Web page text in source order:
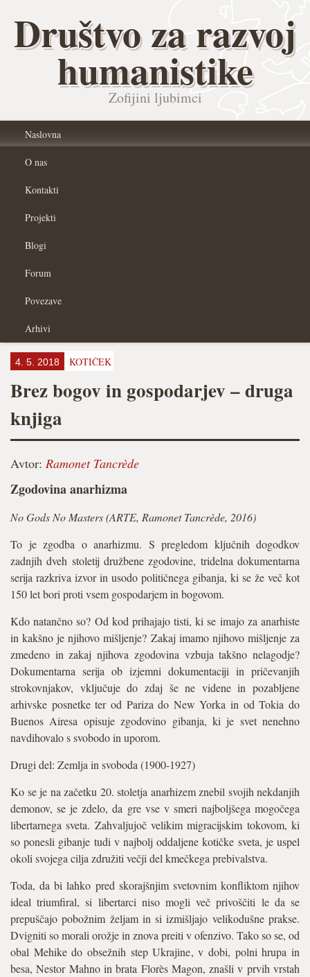
Društvo za razvoj
humanistike
Zofijini ljubimci
Naslovna
O nas
Kontakti
Projekti
Blogi
Forum
Povezave
Arhivi
4. 5. 2018 KOTIČEK
Brez bogov in gospodarjev – druga
knjiga
Avtor: Ramonet Tancrède
Zgodovina anarhizma
No Gods No Masters (ARTE, Ramonet Tancrède, 2016)
To je zgodba o anarhizmu. S pregledom ključnih dogodkov
zadnjih dveh stoletij družbene zgodovine, tridelna dokumentarna
serija razkriva izvor in usodo političnega gibanja, ki se že več kot
150 let bori proti vsem gospodarjem in bogovom.
Kdo natančno so? Od kod prihajajo tisti, ki se imajo za anarhiste
in kakšno je njihovo mišljenje? Zakaj imamo njihovo mišljenje za
zmedeno in zakaj njihova zgodovina vzbuja takšno nelagodje?
Dokumentarna serija ob izjemni dokumentaciji in pričevanjih
strokovnjakov, vključuje do zdaj še ne videne in pozabljene
arhivske posnetke ter od Pariza do New Yorka in od Tokia do
Buenos Airesa opisuje zgodovino gibanja, ki je svet nenehno
navdihovalo s svobodo in uporom.
Drugi del: Zemlja in svoboda (1900-1927)
Ko se je na začetku 20. stoletja anarhizem znebil svojih nekdanjih
demonov, se je zdelo, da gre vse v smeri najboljšega mogočega
libertarnega sveta. Zahvaljujoč velikim migracijskim tokovom, ki
so ponesli gibanje tudi v najbolj oddaljene kotičke sveta, je uspel
okoli svojega cilja združiti večji del kmečkega prebivalstva.
Toda, da bi lahko pred skorajšnjim svetovnim konfliktom njihov
ideal triumfiral, si libertarci niso mogli več privoščiti le da se
prepuščajo pobožnim željam in si izmišljajo velikodušne prakse.
Dvigniti so morali orožje in znova preiti v ofenzivo. Tako so se, od
obal Mehike do obsežnih step Ukrajine, v dobi, polni hrupa in
besa, Nestor Mahno in brata Florès Magon, znašli v prvih vrstah